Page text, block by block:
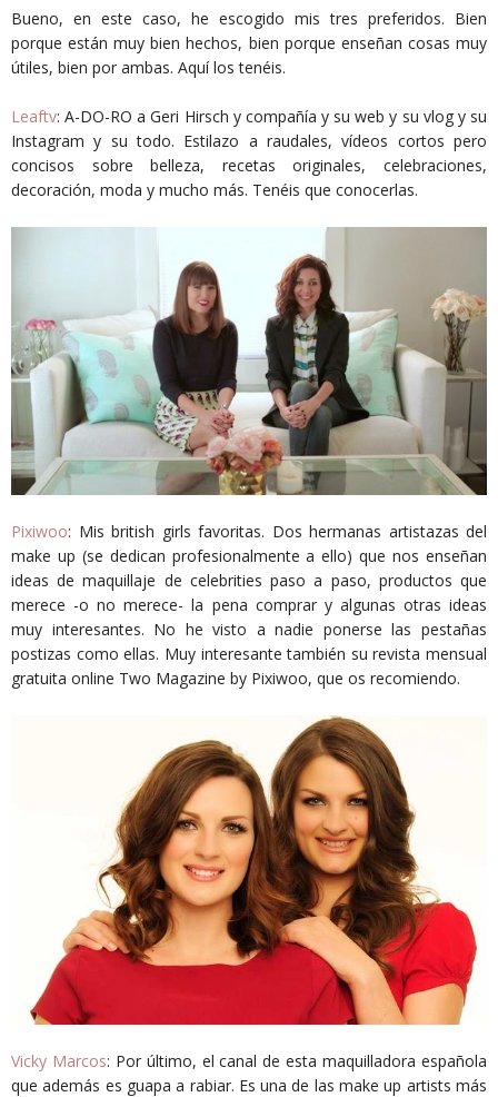
Bueno, en este caso, he escogido mis tres preferidos. Bien
porque están muy bien hechos, bien porque enseñan cosas muy
útiles, bien por ambas. Aquí los tenéis.
Leaftv: A-DO-RO a Geri Hirsch y compañía y su web y su vlog y su
Instagram y su todo. Estilazo a raudales, vídeos cortos pero
concisos sobre belleza, recetas originales, celebraciones,
decoración, moda y mucho más. Tenéis que conocerlas.
Pixiwoo: Mis british girls favoritas. Dos hermanas artistazas del
make up (se dedican profesionalmente a ello) que nos enseñan
ideas de maquillaje de celebrities paso a paso, productos que
merece -o no merece- la pena comprar y algunas otras ideas
muy interesantes. No he visto a nadie ponerse las pestañas
postizas como ellas. Muy interesante también su revista mensual
gratuita online Two Magazine by Pixiwoo, que os recomiendo.
Vicky Marcos: Por último, el canal de esta maquilladora española
que además es guapa a rabiar. Es una de las make up artists más